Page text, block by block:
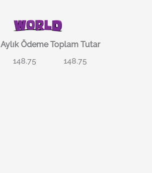
Aylık Ödeme Toplam Tutar
148.75 148.75